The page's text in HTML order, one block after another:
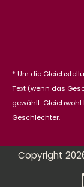
* Um die
Text (wenn das
gewählt.
Geschlechter.
Copyright